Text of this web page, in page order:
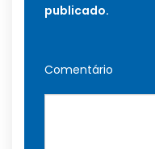
publicado.
Comentário